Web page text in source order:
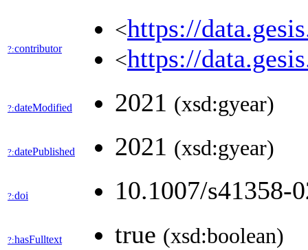
?:contributor
<https://
<https://
?:dateModified 2021 (xsd:gyear)
?:datePublished 2021 (xsd:gyear)
?:doi 10.1007/s41358-
?:hasFulltext true (xsd:boolean)